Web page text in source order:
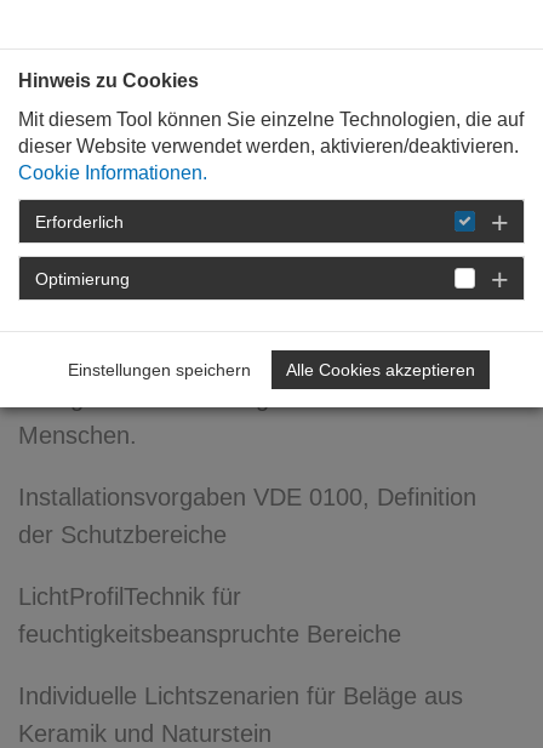
STARTSEITE
DETAIL
Licht und Wärme
Biologische Auswirkung des Lichts auf den
Menschen.
Installationsvorgaben VDE 0100, Definition
der Schutzbereiche
LichtProfilTechnik für
feuchtigkeitsbeanspruchte Bereiche
Individuelle Lichtszenarien für Beläge aus
Keramik und Naturstein
Hinweis zu Cookies
Mit diesem Tool können Sie einzelne Technologien, die auf
dieser Website verwendet werden, aktivieren/deaktivieren.
Cookie Informationen.
Erforderlich
Optimierung
Einstellungen speichern Alle Cookies akzeptieren